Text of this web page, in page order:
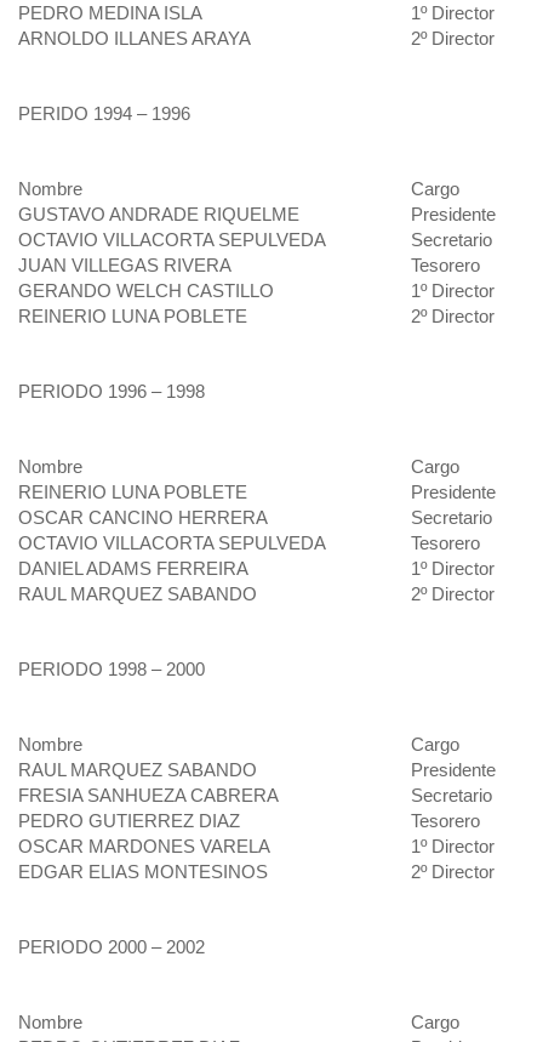
PEDRO MEDINA ISLA
1º Director
ARNOLDO ILLANES ARAYA
2º Director
PERIDO 1994 – 1996
Nombre
Cargo
GUSTAVO ANDRADE RIQUELME
Presidente
OCTAVIO VILLACORTA SEPULVEDA
Secretario
JUAN VILLEGAS RIVERA
Tesorero
GERANDO WELCH CASTILLO
1º Director
REINERIO LUNA POBLETE
2º Director
PERIODO 1996 – 1998
Nombre
Cargo
REINERIO LUNA POBLETE
Presidente
OSCAR CANCINO HERRERA
Secretario
OCTAVIO VILLACORTA SEPULVEDA
Tesorero
DANIEL ADAMS FERREIRA
1º Director
RAUL MARQUEZ SABANDO
2º Director
PERIODO 1998 – 2000
Nombre
Cargo
RAUL MARQUEZ SABANDO
Presidente
FRESIA SANHUEZA CABRERA
Secretario
PEDRO GUTIERREZ DIAZ
Tesorero
OSCAR MARDONES VARELA
1º Director
EDGAR ELIAS MONTESINOS
2º Director
PERIODO 2000 – 2002
Nombre
Cargo